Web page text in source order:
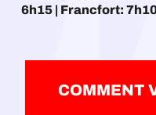
6h15 | Francfort:
COMMENT